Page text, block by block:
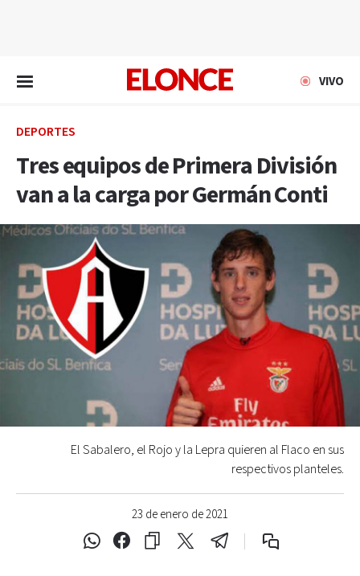
VIVO
DEPORTES
Tres equipos de Primera División
van a la carga por Germán Conti
23 de enero de 2021
El Sabalero, el Rojo y la Lepra quieren al Flaco en sus
respectivos planteles.